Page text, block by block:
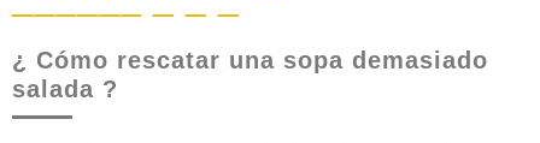
¿ Cómo rescatar una sopa demasiado
salada ?